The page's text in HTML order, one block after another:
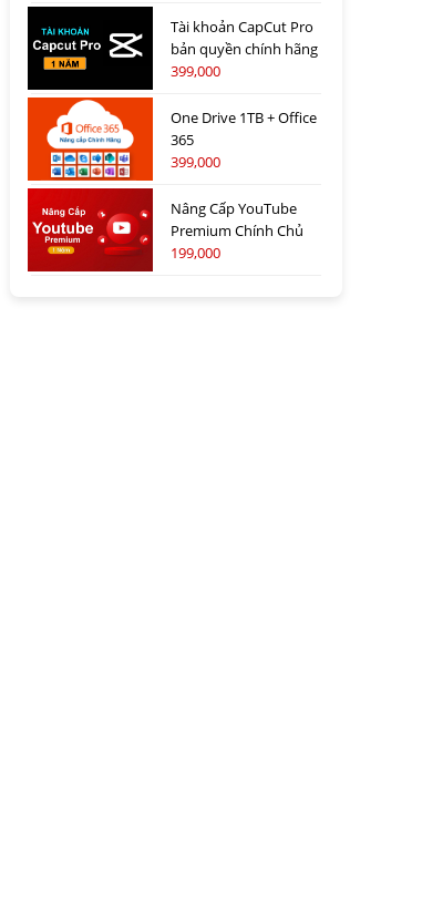
Tài khoản CapCut Pro
bản quyền chính hãng
399,000
One Drive 1TB + Office
365
399,000
Nâng Cấp YouTube
Premium Chính Chủ
199,000